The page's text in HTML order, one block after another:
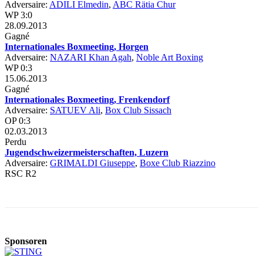
Adversaire: ADILI Elmedin, ABC Rätia Chur
WP 3:0
28.09.2013
Gagné
Internationales Boxmeeting, Horgen
Adversaire: NAZARI Khan Agah, Noble Art Boxing
WP 0:3
15.06.2013
Gagné
Internationales Boxmeeting, Frenkendorf
Adversaire: SATUEV Ali, Box Club Sissach
OP 0:3
02.03.2013
Perdu
Jugendschweizermeisterschaften, Luzern
Adversaire: GRIMALDI Giuseppe, Boxe Club Riazzino
RSC R2
Sponsoren